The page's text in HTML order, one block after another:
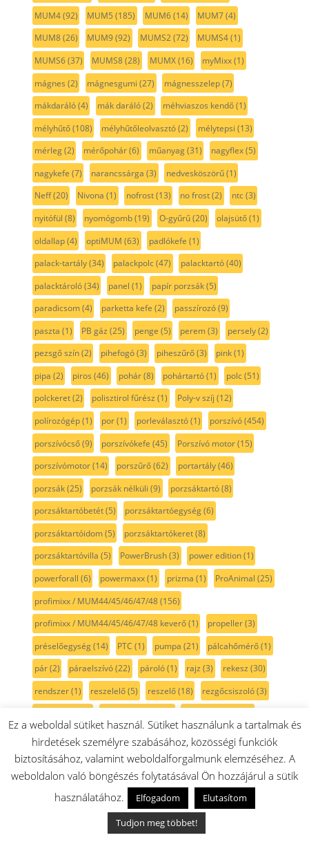
MUM4(92) MUM5 (185) MUM6(14) MUM7(4)
MUM8(26) MUM9(92) MUMS2(72) MUMS4(1)
MUMS6(37) MUMS8(28) MUMX(16) myMixx(1)
mágnes (2) mágnesgumi (27) mágnesszelep(7)
mákdaráló(4) mák daráló(2) méhviaszos kendő(1)
mélyhűtő(108) mélyhűtőleolvasztó(2) mélytepsi (13)
mérleg(2) mérőpohár(6) műanyag(31) nagyflex(5)
nagykefe (7) narancssárga (3) nedvesköszörű(1)
Neff(20) Nivona (1) nofrost(13) no frost(2) ntc(3)
nyitófül (8) nyomógomb(19) O-gyűrű(20) olajsütő(1)
oldallap(4) optiMUM (63) padlókefe (1)
palack-tartály(34) palackpolc(47) palacktartó(40)
palacktároló(34) panel (1) papír porzsák(5)
paradicsom(4) parketta kefe (2) passzírozó(9)
paszta (1) PB gáz (25) penge (5) perem(3) persely(2)
pezsgő szín(2) pihefogó(3) piheszűrő(3) pink(1)
pipa (2) piros (46) pohár(8) pohártartó(1) polc(51)
polckeret(2) polisztirol fűrész (1) Poly-v szíj (12)
polírozógép(1) por(1) porleválasztó(1) porszívó(454)
porszívócső(9) porszívókefe (45) Porszívó motor(15)
porszívómotor(14) porszűrő(62) portartály(46)
porzsák(25) porzsák nélküli (9) porzsáktartó(8)
porzsáktartóbetét(5) porzsáktartóegység(6)
porzsáktartóidom(5) porzsáktartókeret(8)
porzsáktartóvilla (5) PowerBrush(3) power edition(1)
powerforall (6) powermaxx(1) prizma (1) ProAnimal (25)
profimixx / MUM44/45/46/47/48(156)
profimixx / MUM44/45/46/47/48 keverő(1) propeller(3)
préselőegység(14) PTC (1) pumpa (21) pálcahőmérő(1)
pár(2) páraelszívó(22) pároló(1) rajz (3) rekesz (30)
rendszer(1) reszelelő(5) reszelő(18) rezgőcsiszoló(3)
Rotak
(15) Roxxter(1) rozsdamentes (3) rugó (30)
rugótartó(1) rács(19) rádió(1) résszívó(18)
Rókafarkfűrész(1) rókafűrész(1) rózsaszín(2)
rögzítő(30) röszti(2) rúdmixer(102) rúdmixerszár
sarokcsiszoló(10) sarokelem
Ez a weboldal sütiket használ. Sütiket használunk a tartalmak és
hirdetések személyre szabásához, közösségi funkciók
biztosításához, valamint weboldalforgalmunk elemzéséhez. A
weboldalon való böngészés folytatásával Ön hozzájárul a sütik
használatához.
Elfogadom
Elutasítom
Tudjon meg többet!